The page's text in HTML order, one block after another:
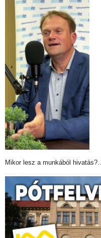
Mikor lesz a munkából hivatás?…